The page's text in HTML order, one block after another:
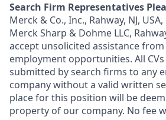
Search Firm Representatives
Merck & Co., Inc., Rahway, NJ,
Merck Sharp & Dohme LLC,
accept unsolicited assistance
employment opportunities. All
submitted by search firms to any
company without a valid written
place for this position will be
property of our company. No fee